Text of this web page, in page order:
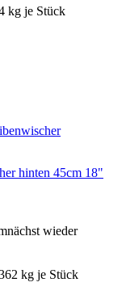
kg je Stück
hinten 45cm 18"
wieder
kg je Stück